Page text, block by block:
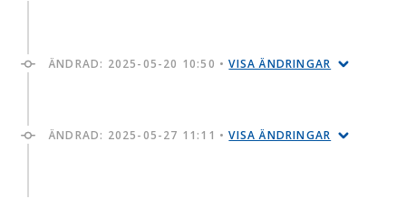
ÄNDRAD: 2025-05-20 10:50 •VISA ÄNDRINGAR
ÄNDRAD: 2025-05-27 11:11 •VISA ÄNDRINGAR